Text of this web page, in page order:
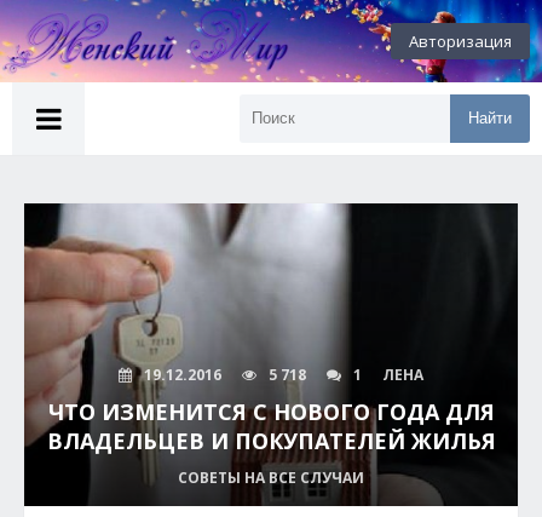
Авторизация
Найти
19.12.2016 5 718 1 ЛЕНА
ЧТО ИЗМЕНИТСЯ С НОВОГО ГОДА ДЛЯ
ВЛАДЕЛЬЦЕВ И ПОКУПАТЕЛЕЙ ЖИЛЬЯ
СОВЕТЫ НА ВСЕ СЛУЧАИ